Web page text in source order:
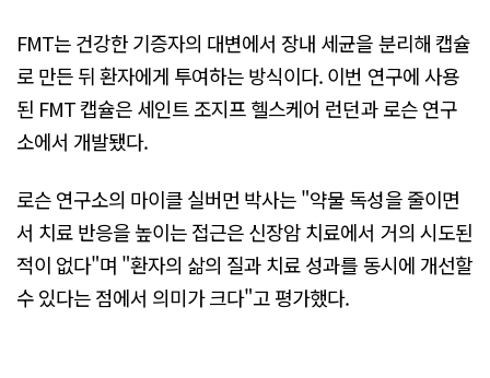
FMT는 건강한 기증자의 대변에서 장내 세균을 분리해 캡슐
로 만든 뒤 환자에게 투여하는 방식이다. 이번 연구에 사용
된 FMT 캡슐은 세인트 조지프 헬스케어 런던과 로슨 연구
소에서 개발됐다.
로슨 연구소의 마이클 실버먼 박사는 "약물 독성을 줄이면
서 치료 반응을 높이는 접근은 신장암 치료에서 거의 시도된
적이 없다"며 "환자의 삶의 질과 치료 성과를 동시에 개선할
수 있다는 점에서 의미가 크다"고 평가했다.